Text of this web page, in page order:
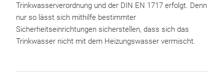
Trinkwasserverordnung und der DIN EN 1717 erfolgt. Denn
nur so lässt sich mithilfe bestimmter
Sicherheitseinrichtungen sicherstellen, dass sich das
Trinkwasser nicht mit dem Heizungswasser vermischt.